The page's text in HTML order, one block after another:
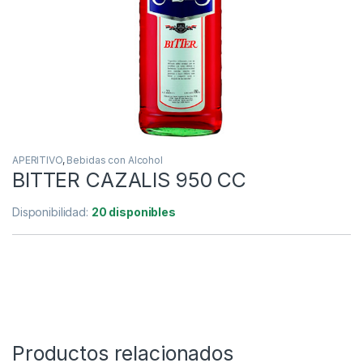
APERITIVO, Bebidas con Alcohol
BITTER CAZALIS 950 CC
Disponibilidad: 20 disponibles
Productos relacionados